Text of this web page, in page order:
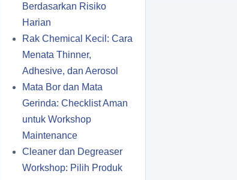
Berdasarkan Risiko
Harian
Rak Chemical Kecil: Cara
Menata Thinner,
Adhesive, dan Aerosol
Mata Bor dan Mata
Gerinda: Checklist Aman
untuk Workshop
Maintenance
Cleaner dan Degreaser
Workshop: Pilih Produk